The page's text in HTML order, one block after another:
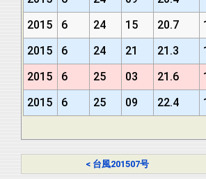
2015
6 24 15 20.7
2015
6 24 21 21.3
2015
6 25 03 21.6
2015
6 25 09 22.4
< 台風201507号